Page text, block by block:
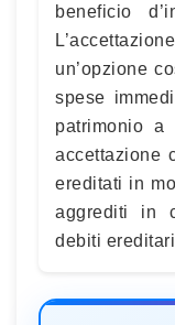
beneficio
un’opzione
spese
patrimonio a
accettazione
ereditati in
aggrediti in
debiti